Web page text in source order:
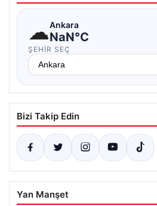
☁Ankara
NaN°C
ŞEHIR SEÇ
Bizi Takip Edin
Yan Manşet